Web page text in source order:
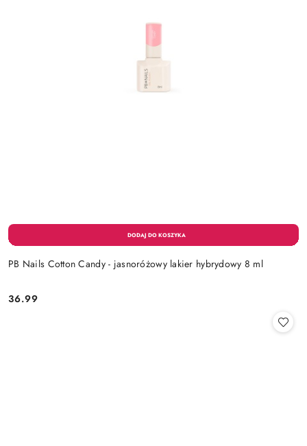
PB Nails Cotton Candy - jasnoróżowy lakier hybrydowy 8 ml
Cena:
36.99